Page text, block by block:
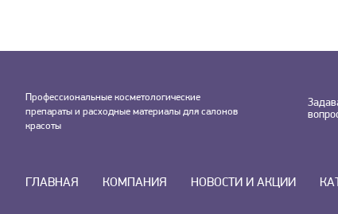
Профессиональные косметологические
препараты и расходные материалы для салонов
красоты
ГЛАВНАЯ КОМПАНИЯ НОВОСТИ И АКЦИИ